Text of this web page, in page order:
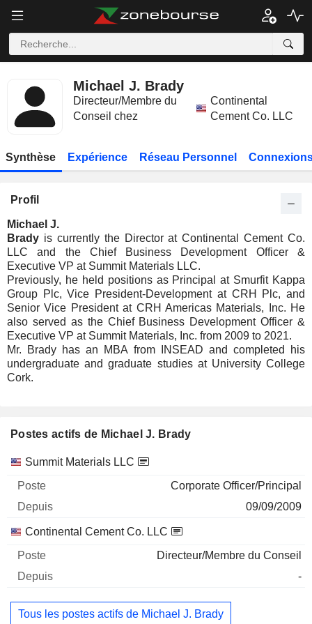
Michael J. Brady
Directeur/Membre du
Conseil chez
Continental
Cement Co. LLC
Synthèse Expérience Réseau Personnel
Profil
Michael J.
Brady is currently the Director at Continental Cement Co.
LLC and the Chief Business Development Officer &
Executive VP at Summit Materials LLC.
Previously, he held positions as Principal at Smurfit Kappa
Group Plc, Vice President-Development at CRH Plc, and
Senior Vice President at CRH Americas Materials, Inc. He
also served as the Chief Business Development Officer &
Executive VP at Summit Materials, Inc. from 2009 to 2021.
Mr. Brady has an MBA from INSEAD and completed his
undergraduate and graduate studies at University College
Cork.
Postes actifs de Michael J. Brady
Sociétés Poste Début
Summit Materials LLC
Corporate Officer/Principal
09/09/2009
Continental Cement Co. LLC
Directeur/Membre du Conseil
-
Tous les postes actifs de Michael J. Brady